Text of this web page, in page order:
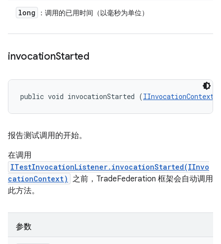
long ：调用的已用时间（以毫秒为单位）
invocationStarted
public void invocationStarted (IInvocationContext
报告测试调用的开始。
在调用
ITestInvocationListener.invocationStarted(IInvo
cationContext) 之前，TradeFederation 框架会自动调用
此方法。
参数